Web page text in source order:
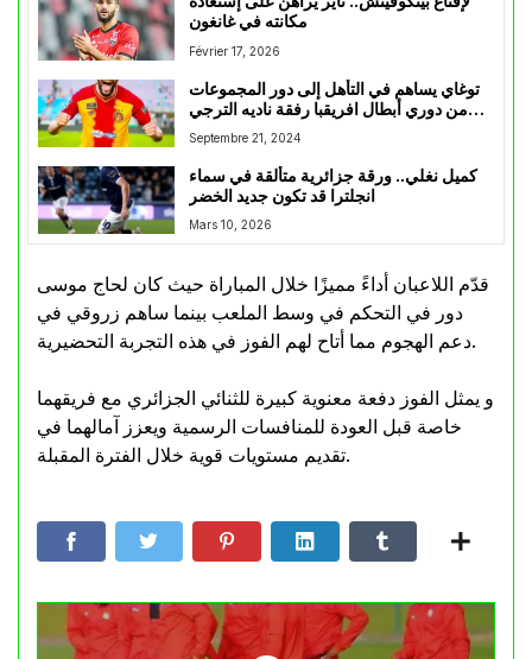
مكانته في غانغون
Février 17, 2026
توغاي يساهم في التأهل إلى دور المجموعات
من دوري أبطال افريقبا رفقة ناديه الترجي
الرياضي التونسي
Septembre 21, 2024
كميل نغلي.. ورقة جزائرية متألقة في سماء
انجلترا قد تكون جديد الخضر
Mars 10, 2026
قدّم اللاعبان أداءً مميزًا خلال المباراة حيث كان لحاج موسى
دور في التحكم في وسط الملعب بينما ساهم زروقي في
دعم الهجوم مما أتاح لهم الفوز في هذه التجربة التحضيرية.
و يمثل الفوز دفعة معنوية كبيرة للثنائي الجزائري مع فريقهما
خاصة قبل العودة للمنافسات الرسمية ويعزز آمالهما في
تقديم مستويات قوية خلال الفترة المقبلة.